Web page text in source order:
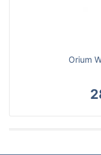
Orium